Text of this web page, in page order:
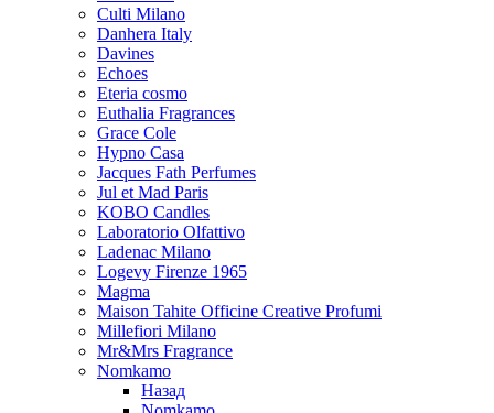
Culti Milano
Danhera Italy
Davines
Echoes
Eteria cosmo
Euthalia Fragrances
Grace Cole
Hypno Casa
Jacques Fath Perfumes
Jul et Mad Paris
KOBO Candles
Laboratorio Olfattivo
Ladenac Milano
Logevy Firenze 1965
Magma
Maison Tahite Officine Creative Profumi
Millefiori Milano
Mr&Mrs Fragrance
Nomkamo
Назад